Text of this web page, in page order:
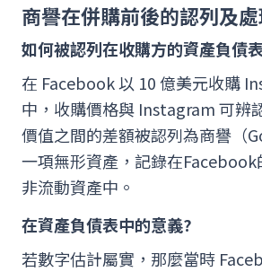
商譽在併購前後的認列及
如何被認列在收購方的資產負債
在 Facebook 以 10 億美元收購
中，收購價格與 Instagram 可辨
價值之間的差額被認列為商譽（
一項無形資產，記錄在Facebook
非流動資產中。
在資產負債表中的意義?
若數字估計屬實，那麼當時